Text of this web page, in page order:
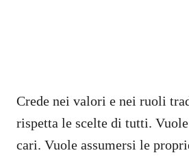
Crede nei valori e nei ruoli
rispetta le scelte di tutti.
cari. Vuole assumersi le